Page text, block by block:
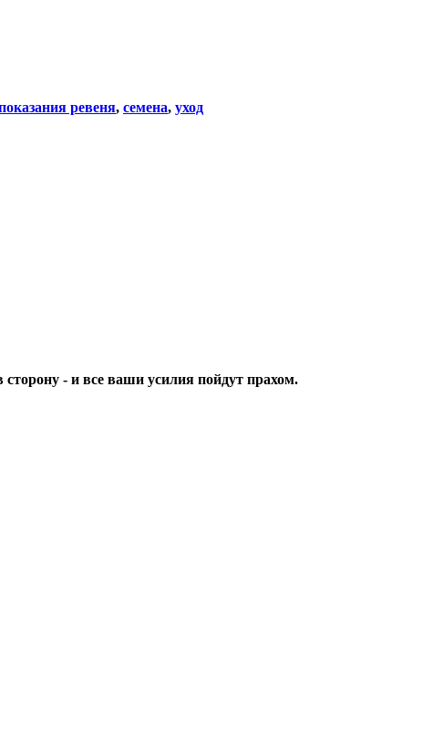
ревеня, семена, уход
- и все ваши усилия пойдут прахом.